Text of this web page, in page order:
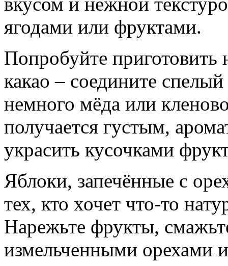
ягодами или фруктами.
Попробуйте
какао – соедините
немного мёда или
получается густым,
украсить кусочками
Яблоки, запечённые с
тех, кто хочет что-то
Нарежьте фрукты,
измельченными орехами